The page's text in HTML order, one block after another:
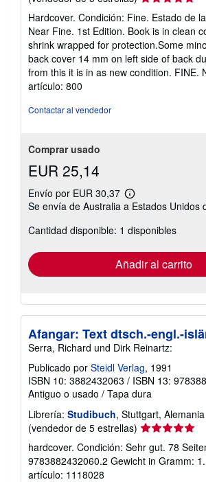
vendedor:
5
de
5
estrellas
Hardcover. Condición: Fine. Estado de
Near Fine. 1st Edition. Book is in clean
shrink wrapped for protection.Some
back cover 14 mm on left side of back
from this it is in as new condition. FINE.
artículo: 800
Contactar al vendedor
Comprar usado
EUR 25,14
Envío por EUR 30,37
Más
información
las
tarifas
envío
Se envía de Australia a Estados Unidos
Cantidad disponible: 1 disponibles
Añadir al carrito
Afangar: Text dtsch.-engl.-
Serra, Richard und Dirk Reinartz:
Publicado por Steidl Verlag, 1991
ISBN 10: 3882432063 / ISBN 13:
Antiguo o usado / Tapa dura
Librería: Studibuch, Stuttgart, Alemania
(vendedor de 5 estrellas) Calificación
vendedor:
5
hardcover. Condición: Sehr gut. 78
9783882432060.2 Gewicht in Gramm: 1.
artículo: 1118028